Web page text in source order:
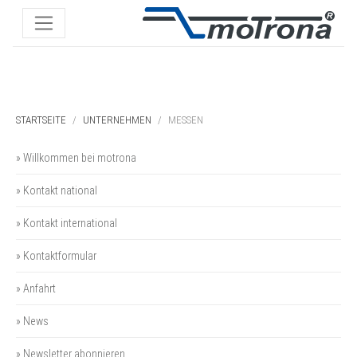
STARTSEITE UNTERNEHMEN MESSEN
» Willkommen bei motrona
» Kontakt national
» Kontakt international
» Kontaktformular
» Anfahrt
» News
» Newsletter abonnieren